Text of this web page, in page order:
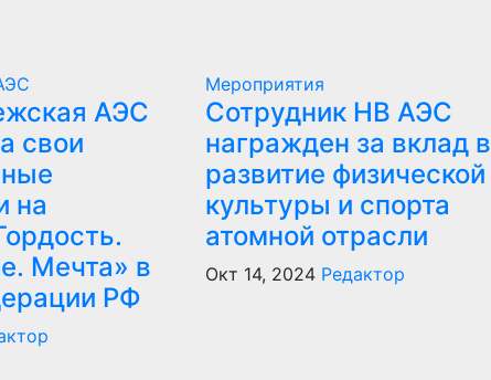
АЭС
свои
на
Мечта» в
РФ
Мероприятия
Сотрудник НВ АЭС
награжден за вклад в
развитие физической
культуры и спорта
атомной отрасли
Окт 14, 2024 Редактор